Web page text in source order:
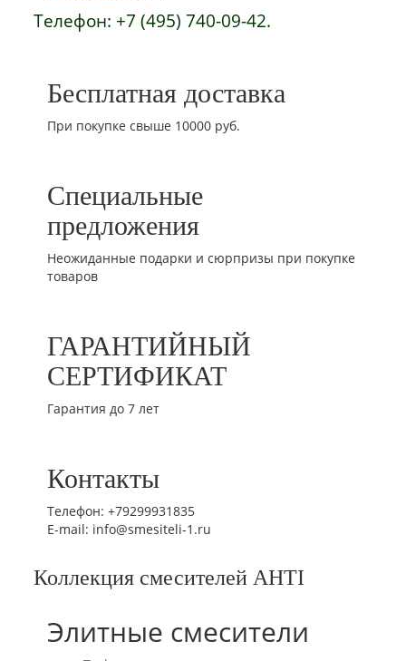
Телефон: +7 (495) 740-09-42.
Бесплатная доставка
При покупке свыше 10000 руб.
Специальные
предложения
Неожиданные подарки и сюрпризы при покупке
товаров
ГАРАНТИЙНЫЙ
СЕРТИФИКАТ
Гарантия до 7 лет
Контакты
Телефон: +79299931835
E-mail: info@smesiteli-1.ru
Коллекция смесителей AHTI
Элитные смесители